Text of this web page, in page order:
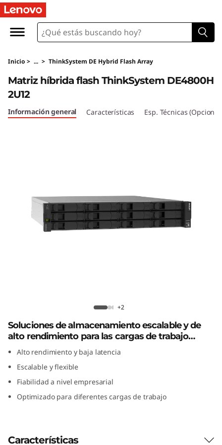
M
a
h
T
Inicio > ... > ThinkSystem DE Hybrid Flash Array
Matriz híbrida flash ThinkSystem DE4800H
2U12
Información general Características Esp. Técnicas
+2
Soluciones de almacenamiento escalable y de
alto rendimiento para las cargas de trabajo
actuales
Alto rendimiento y baja latencia
Escalable y flexible
Fiabilidad a nivel empresarial
Optimizado para diferentes cargas de trabajo
Características